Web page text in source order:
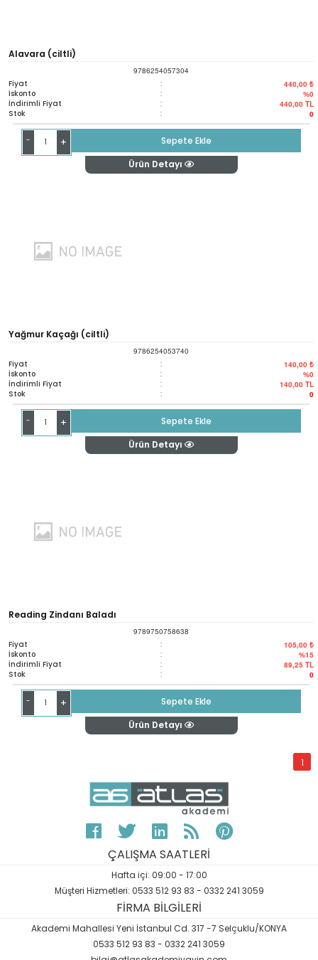
Alavara (ciltli)
9786254057304
Fiyat : 440,00 ₺
İskonto : %0
İndirimli Fiyat : 440,00 TL
Stok : 0
- +
Sepete Ekle
Ürün Detayı
Yağmur Kaçağı (ciltli)
9786254053740
Fiyat : 140,00 ₺
İskonto : %0
İndirimli Fiyat : 140,00 TL
Stok : 0
- +
Sepete Ekle
Ürün Detayı
Reading Zindanı Baladı
9789750758638
Fiyat : 105,00 ₺
İskonto : %15
İndirimli Fiyat : 89,25 TL
Stok : 0
- +
Sepete Ekle
Ürün Detayı
1
ÇALIŞMA SAATLERİ
Hafta içi: 09:00 - 17:00
Müşteri Hizmetleri: 0533 512 93 83 - 0332 241 3059
FİRMA BİLGİLERİ
Akademi Mahallesi Yeni İstanbul Cd. 317 -7 Selçuklu/KONYA
0533 512 93 83 - 0332 241 3059